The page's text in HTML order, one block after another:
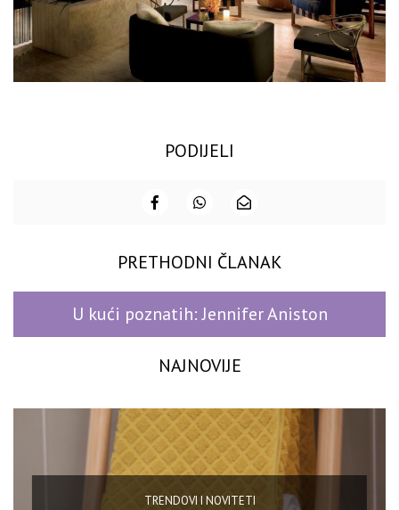
PODIJELI
PRETHODNI ČLANAK
U kući poznatih: Jennifer Aniston
NAJNOVIJE
TRENDOVI I NOVITETI